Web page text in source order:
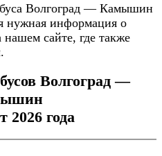
Волгоград — Камышин
нужная информация о
сайте, где также
Волгоград —
2026 года